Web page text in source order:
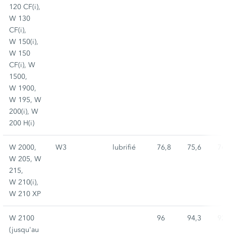
120 CF(i),
W 130
CF(i),
W 150(i),
W 150
CF(i), W
1500,
W 1900,
W 195, W
200(i), W
200 H(i)
W 2000,
W 205, W
215,
W 210(i),
W 210 XP
W3 lubrifié 76,8 75,6
W 2100
(jusqu'au
96 94,3